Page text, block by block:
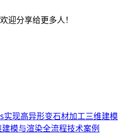
迎分享给更多人！
现高异形变石材加工三维建模
模与渲染全流程技术案例